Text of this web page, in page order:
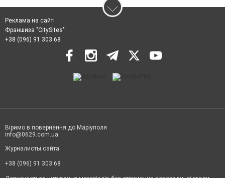
Реклама на сайті
Франшиза "CitySites"
+38 (096) 91 303 68
Віримо в повернення до Маріуполя
info@0629.com.ua
Журналисты сайта
+38 (096) 91 303 68